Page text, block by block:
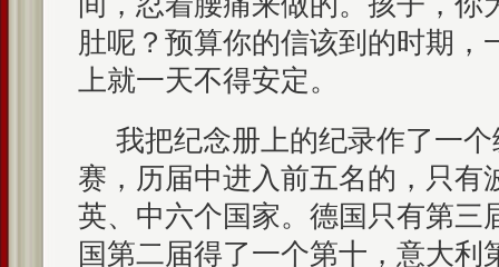
肚呢？预算你的信该到的时期，
上就一天不得安定。
我把纪念册上的纪录作了一
赛，历届中进入前五名的，只有
英、中六个国家。德国只有第三
国第二届得了一个第十，意大利